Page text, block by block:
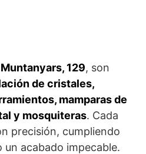
129, son
de cristales,
mamparas de
y mosquiteras. Cada
precisión, cumpliendo
acabado impecable.